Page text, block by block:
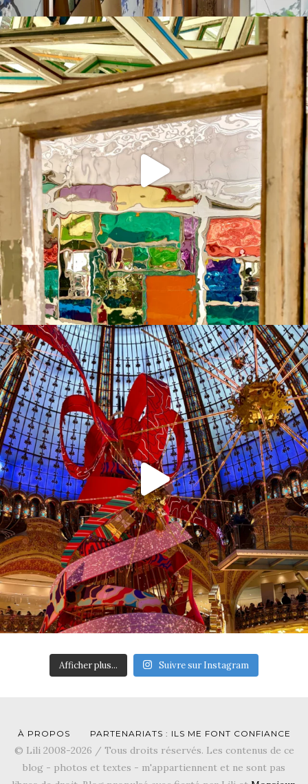
Afficher plus... Suivre sur Instagram
À PROPOS PARTENARIATS : ILS ME FONT CONFIANCE
© Lili 2008-2026 / Tous droits réservés. Les contenus de ce
blog - photos et textes - m'appartiennent et ne sont pas